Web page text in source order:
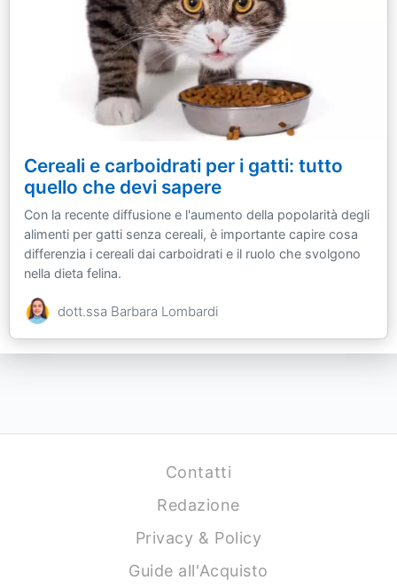
Cereali e carboidrati per i gatti: tutto
quello che devi sapere
Con la recente diffusione e l'aumento della popolarità degli
alimenti per gatti senza cereali, è importante capire cosa
differenzia i cereali dai carboidrati e il ruolo che svolgono
nella dieta felina.
dott.ssa Barbara Lombardi
Contatti
Redazione
Privacy & Policy
Guide all'Acquisto